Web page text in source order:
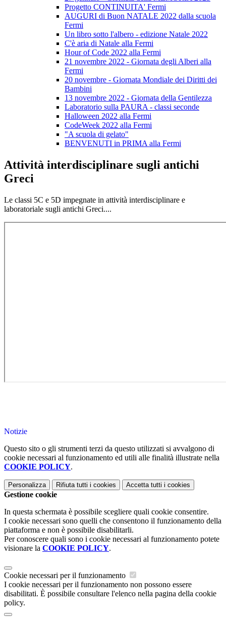
Progetto CONTINUITA' Fermi
AUGURI di Buon NATALE 2022 dalla scuola
Fermi
Un libro sotto l'albero - edizione Natale 2022
C'è aria di Natale alla Fermi
Hour of Code 2022 alla Fermi
21 novembre 2022 - Giornata degli Alberi alla
Fermi
20 novembre - Giornata Mondiale dei Diritti dei
Bambini
13 novembre 2022 - Giornata della Gentilezza
Laboratorio sulla PAURA - classi seconde
Halloween 2022 alla Fermi
CodeWeek 2022 alla Fermi
"A scuola di gelato"
BENVENUTI in PRIMA alla Fermi
Attività interdisciplinare sugli antichi
Greci
Le classi 5C e 5D impegnate in attività interdisciplinare e
laboratoriale sugli antichi Greci....
Notizie
Questo sito o gli strumenti terzi da questo utilizzati si avvalgono di
cookie necessari al funzionamento ed utili alle finalità illustrate nella
COOKIE POLICY.
Personalizza Rifiuta tutti i cookies Accetta tutti i cookies
Gestione cookie
In questa schermata è possibile scegliere quali cookie consentire.
I cookie necessari sono quelli che consentono il funzionamento della
piattaforma e non è possibile disabilitarli.
Per conoscere quali sono i cookie necessari al funzionamento potete
visionare la COOKIE POLICY.
Cookie necessari per il funzionamento
I cookie necessari per il funzionamento non possono essere
disabilitati. È possibile consultare l'elenco nella pagina della cookie
policy.